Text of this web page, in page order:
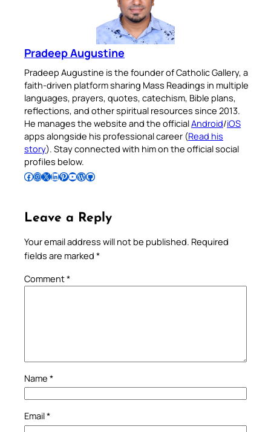
Pradeep Augustine
Pradeep Augustine is the founder of Catholic Gallery, a
faith-driven platform sharing Mass Readings in multiple
languages, prayers, quotes, catechism, Bible plans,
reflections, and other spiritual resources since 2013.
He manages the website and the officialAndroid/iOS
apps alongside his professional career (Read his
story). Stay connected with him on the official social
profiles below.
Follow Pradeep on Facebook Follow Pradeep on InstagramFollow Pradeep on X Follow Pradeep on LinkedIn Follow Pradeep on Pinterest Subscribe to Pradeep’s Youtube Channel Follow Pradeep on WordPress Follow Pradeep on GitHub
Leave a Reply
Your email address will not be published. Required
fields are marked *
Comment*
Name *
Email*